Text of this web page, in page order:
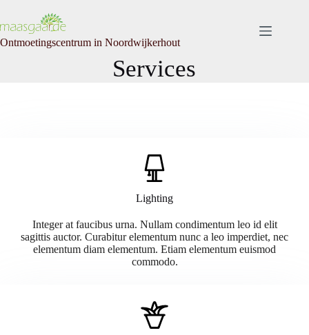
content
Ontmoetingscentrum in Noordwijkerhout
Services
Lighting
Integer at faucibus urna. Nullam condimentum leo id elit
sagittis auctor. Curabitur elementum nunc a leo imperdiet, nec
elementum diam elementum. Etiam elementum euismod
commodo.